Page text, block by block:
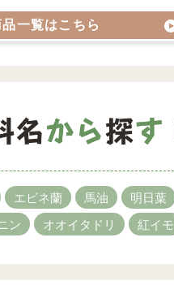
一覧はこちら
エビネ蘭 馬油
明日葉
ン オオイタドリ 紅イモ